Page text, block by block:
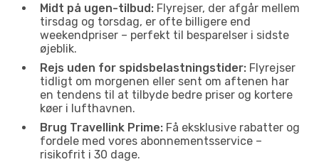
Midt på ugen-tilbud: Flyrejser, der afgår mellem
tirsdag og torsdag, er ofte billigere end
weekendpriser – perfekt til besparelser i sidste
øjeblik.
Rejs uden for spidsbelastningstider: Flyrejser
tidligt om morgenen eller sent om aftenen har
en tendens til at tilbyde bedre priser og kortere
køer i lufthavnen.
Brug Travellink Prime: Få eksklusive rabatter og
fordele med vores abonnementsservice –
risikofrit i 30 dage.